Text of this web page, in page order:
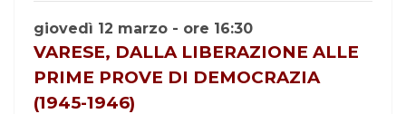
giovedì 12 marzo - ore 16:30
VARESE, DALLA LIBERAZIONE ALLE
PRIME PROVE DI DEMOCRAZIA
(1945-1946)